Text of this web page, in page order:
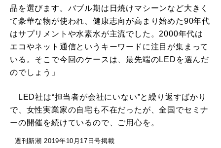
品を選びます。バブル期は日焼けマシーンなど大きく
て豪華な物が使われ、健康志向が高まり始めた90年代
はサプリメントや水素水が主流でした。2000年代は
エコやネット通信というキーワードに注目が集まって
いる。そこで今回のケースは、最先端のLEDを選んだ
のでしょう」
LED社は“担当者が会社にいない”と繰り返すばかり
で、女性実業家の自宅も不在だったが、全国でセミナ
ーの開催を続けているので、ご用心を。
週刊新潮 2019年10月17日号掲載